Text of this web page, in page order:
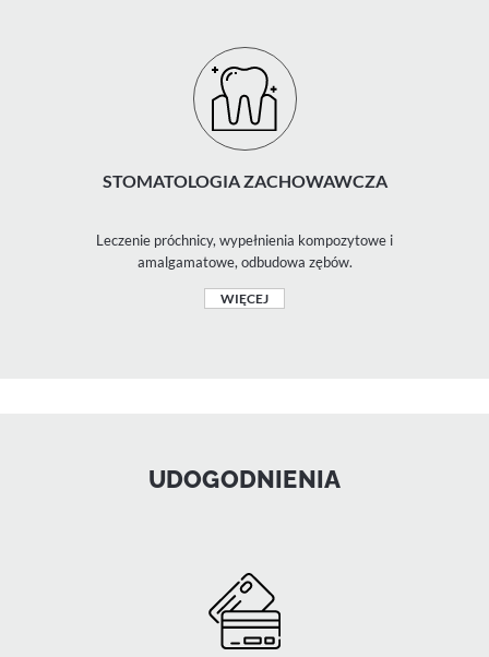
STOMATOLOGIA ZACHOWAWCZA
Leczenie próchnicy, wypełnienia kompozytowe i
amalgamatowe, odbudowa zębów.
WIĘCEJ
UDOGODNIENIA